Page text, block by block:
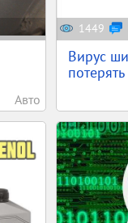
Авто
1449
Вирус